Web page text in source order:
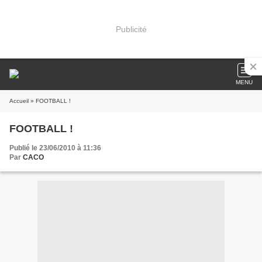
Publicité
MENU
Accueil » FOOTBALL !
FOOTBALL !
Publié le 23/06/2010 à 11:36
Par CACO